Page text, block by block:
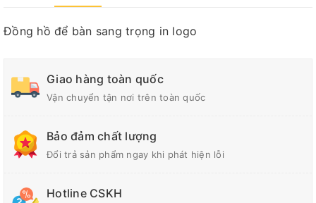
Đồng hồ để bàn sang trọng in logo
Giao hàng toàn quốc
Vận chuyển tận nơi trên toàn quốc
Bảo đảm chất lượng
Đổi trả sản phẩm ngay khi phát hiện lỗi
Hotline CSKH